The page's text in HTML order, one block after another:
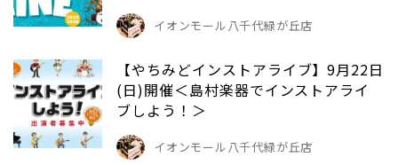
イオンモール八千代緑が丘店
【やちみどインストアライブ】9月22日
(日)開催＜島村楽器でインストアライ
ブしよう！＞
イオンモール八千代緑が丘店